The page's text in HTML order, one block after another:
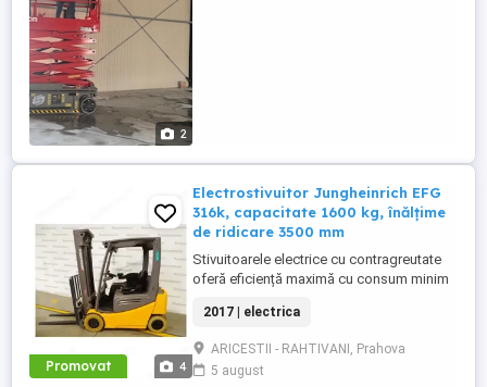
2
Promovat 4
Electrostivuitor Jungheinrich EFG
316k, capacitate 1600 kg, înălțime
de ridicare 3500 mm
Stivuitoarele electrice cu contragreutate
oferă eficiență maximă cu consum minim
performanțe de top cu cele mai recente
motoare trifazate. Această tehnologie
coordonează toate componentele
stivuitoarelor, îmbunătățind eficiența
2017 | electrica
ARICESTII - RAHTIVANI, Prahova
5 august